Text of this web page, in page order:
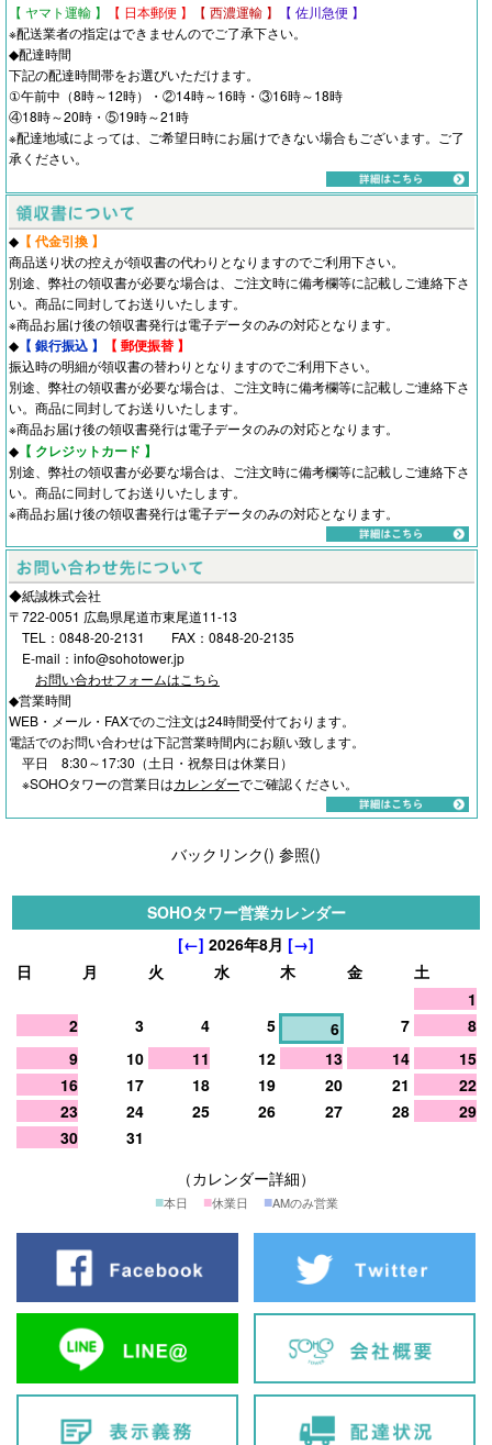
【 ヤマト運輸 】
【 日本郵便 】 【 西濃運輸 】
【 佐川急便 】
※配送業者の指定はできませんのでご了承下さい。
◆配達時間
下記の配達時間帯をお選びいただけます。
①午前中（8時～12時）・②14時～16時・③16時～18時
④18時～20時・⑤19時～21時
※配達地域によっては、ご希望日時にお届けできない場合もございます。ご了
承ください。
◆ 【 代金引換 】
商品送り状の控えが領収書の代わりとなりますのでご利用下さい。
別途、弊社の領収書が必要な場合は、ご注文時に備考欄等に記載しご連絡下さ
い。商品に同封してお送りいたします。
※商品お届け後の領収書発行は電子データのみの対応となります。
◆ 【 銀行振込 】 【 郵便振替 】
振込時の明細が領収書の替わりとなりますのでご利用下さい。
別途、弊社の領収書が必要な場合は、ご注文時に備考欄等に記載しご連絡下さ
い。商品に同封してお送りいたします。
※商品お届け後の領収書発行は電子データのみの対応となります。
◆ 【 クレジットカード 】
別途、弊社の領収書が必要な場合は、ご注文時に備考欄等に記載しご連絡下さ
い。商品に同封してお送りいたします。
※商品お届け後の領収書発行は電子データのみの対応となります。
◆紙誠株式会社
〒722-0051 広島県尾道市東尾道11-13
TEL：0848-20-2131 FAX：0848-20-2135
E-mail：info@sohotower.jp
お問い合わせフォームはこちら
◆営業時間
WEB・メール・FAXでのご注文は24時間受付ております。
電話でのお問い合わせは下記営業時間内にお願い致します。
平日 8:30～17:30（土日・祝祭日は休業日）
※SOHOタワーの営業日はカレンダーでご確認ください。
バックリンク() 参照()
SOHOタワー営業カレンダー
[←] 2026年8月 [→]
日
月 火 水 木 金
土
1
2
3 4 5 6 7
8
9
10 11 12 13 14
15
16
17 18 19 20 21
22
23
24 25 26 27 28
29
30
31
（カレンダー詳細）
■本日 ■休業日 ■AMのみ営業